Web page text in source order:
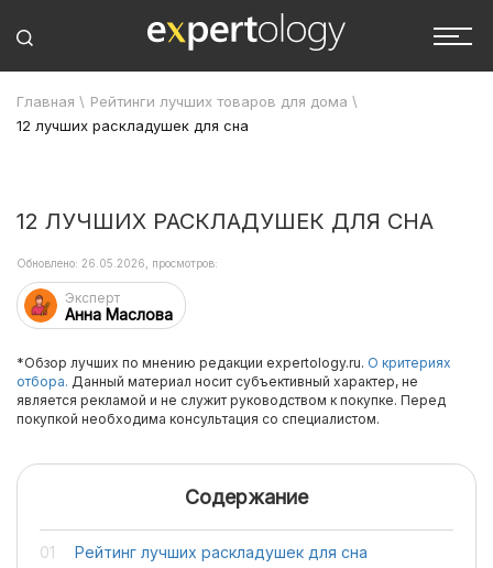
Главная \ Рейтинги лучших товаров для дома \
12 лучших раскладушек для сна
12 ЛУЧШИХ РАСКЛАДУШЕК ДЛЯ СНА
Эксперт
Анна Маслова
Обновлено: 26.05.2026, просмотров:
*Обзор лучших по мнению редакции expertology.ru. О критериях
отбора. Данный материал носит субъективный характер, не
является рекламой и не служит руководством к покупке. Перед
покупкой необходима консультация со специалистом.
Содержание
Рейтинг лучших раскладушек для сна